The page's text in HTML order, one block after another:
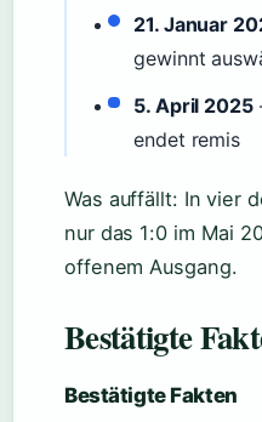
21. Januar
gewinnt
5. April 2025
endet remis
Was auffällt: In vier
nur das 1:0 im Mai
offenem Ausgang.
Bestätigte
Bestätigte Fakten